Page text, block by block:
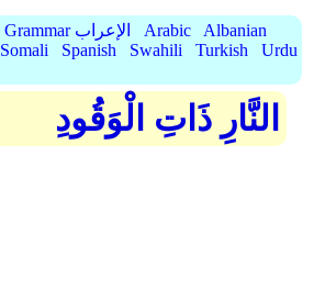
Grammar الإعراب Arabic
Albanian
Somali Spanish Swahili Turkish
Urdu
النَّارِ ذَاتِ الْوَقُودِ